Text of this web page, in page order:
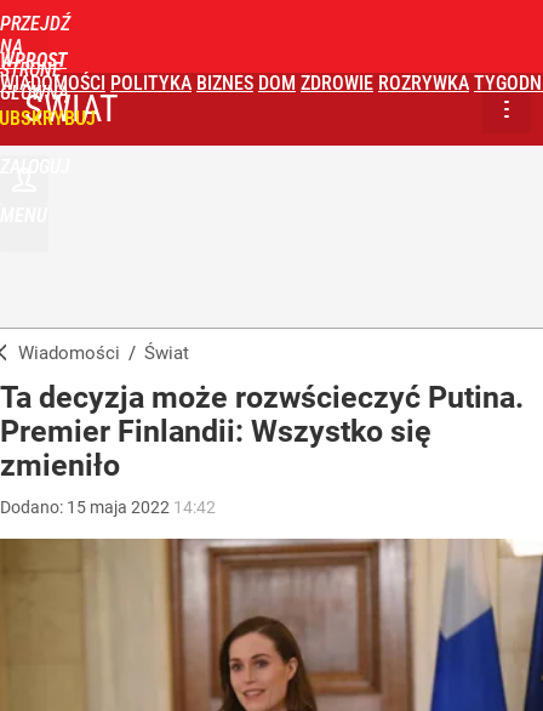
PRZEJDŹ
NA
STRONĘ
GŁÓWNĄ
WPROST
WIADOMOŚCI POLITYKA BIZNES DOM ZDROWIE ROZRYWKA
ŚWIAT
Wiadomości / Świat
Ta decyzja może rozwścieczyć Putina.
Premier Finlandii: Wszystko się
zmieniło
Dodano: 15 maja 2022 14:42